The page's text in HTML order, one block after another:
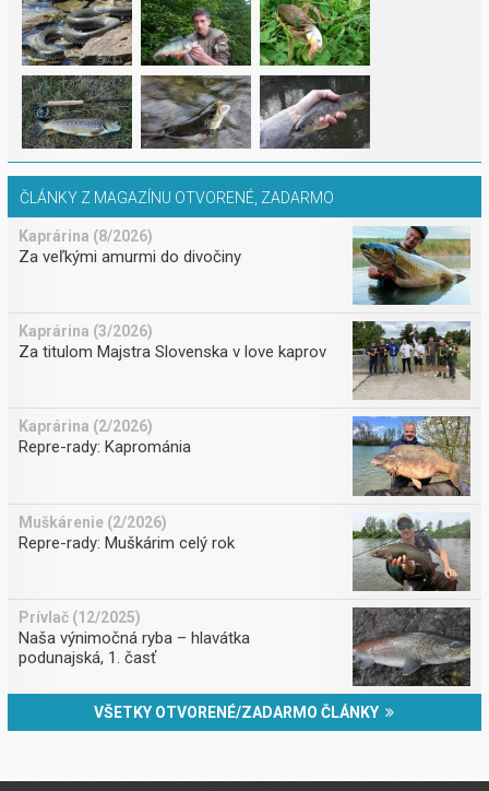
ČLÁNKY Z MAGAZÍNU OTVORENÉ, ZADARMO
Kaprárina (8/2026)
Za veľkými amurmi do divočiny
Kaprárina (3/2026)
Za titulom Majstra Slovenska v love kaprov
Kaprárina (2/2026)
Repre-rady: Kaprománia
Muškárenie (2/2026)
Repre-rady: Muškárim celý rok
Prívlač (12/2025)
Naša výnimočná ryba – hlavátka
podunajská, 1. časť
VŠETKY OTVORENÉ/ZADARMO ČLÁNKY